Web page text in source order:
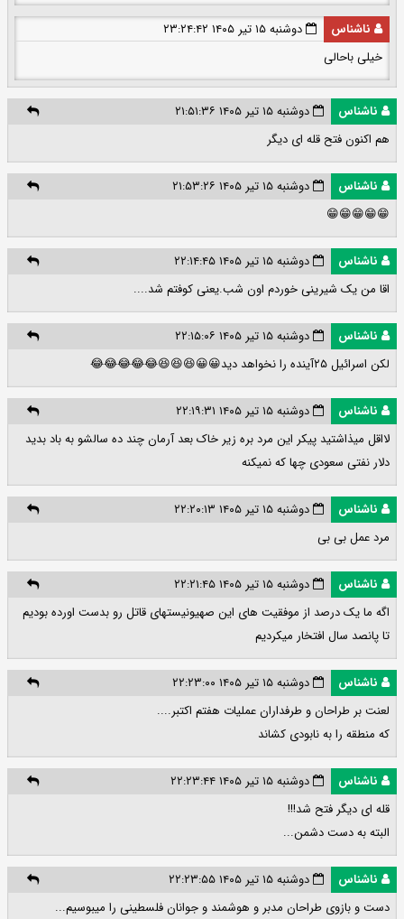
ناشناس
دوشنبه ۱۵ تیر ۱۴۰۵ ۲۳:۲۴:۴۲
خیلی باحالی
ناشناس
دوشنبه ۱۵ تیر ۱۴۰۵ ۲۱:۵۱:۳۶
هم اکنون فتح قله ای دیگر
ناشناس
دوشنبه ۱۵ تیر ۱۴۰۵ ۲۱:۵۳:۲۶
😁😁😁😁😁
ناشناس
دوشنبه ۱۵ تیر ۱۴۰۵ ۲۲:۱۴:۴۵
اقا من یک شیرینی خوردم اون شب.یعنی کوفتم شد....
ناشناس
دوشنبه ۱۵ تیر ۱۴۰۵ ۲۲:۱۵:۰۶
لکن اسرائیل ۲۵آینده را نخواهد دید😀😀😆😆😆😂😂😂😂😂
ناشناس
دوشنبه ۱۵ تیر ۱۴۰۵ ۲۲:۱۹:۳۱
لااقل میذاشتید پیکر این مرد بره زیر خاک بعد آرمان چند ده سالشو به باد بدید
دلار نفتی سعودی چها که نمیکنه
ناشناس
دوشنبه ۱۵ تیر ۱۴۰۵ ۲۲:۲۰:۱۳
مرد عمل بی بی
ناشناس
دوشنبه ۱۵ تیر ۱۴۰۵ ۲۲:۲۱:۴۵
اگه ما یک درصد از موفقیت های این صهیونیستهای قاتل رو بدست اورده بودیم
تا پانصد سال افتخار میکردیم
ناشناس
دوشنبه ۱۵ تیر ۱۴۰۵ ۲۲:۲۳:۰۰
لعنت بر طراحان و طرفداران عملیات هفتم اکتبر....
که‌ منطقه را به نابودی کشاند
ناشناس
دوشنبه ۱۵ تیر ۱۴۰۵ ۲۲:۲۳:۴۴
قله ای دیگر فتح شد!!!
البته به دست دشمن...
ناشناس
دوشنبه ۱۵ تیر ۱۴۰۵ ۲۲:۲۳:۵۵
دست و بازوی طراحان مدبر و هوشمند و جوانان فلسطینی را می‎بوسیم...